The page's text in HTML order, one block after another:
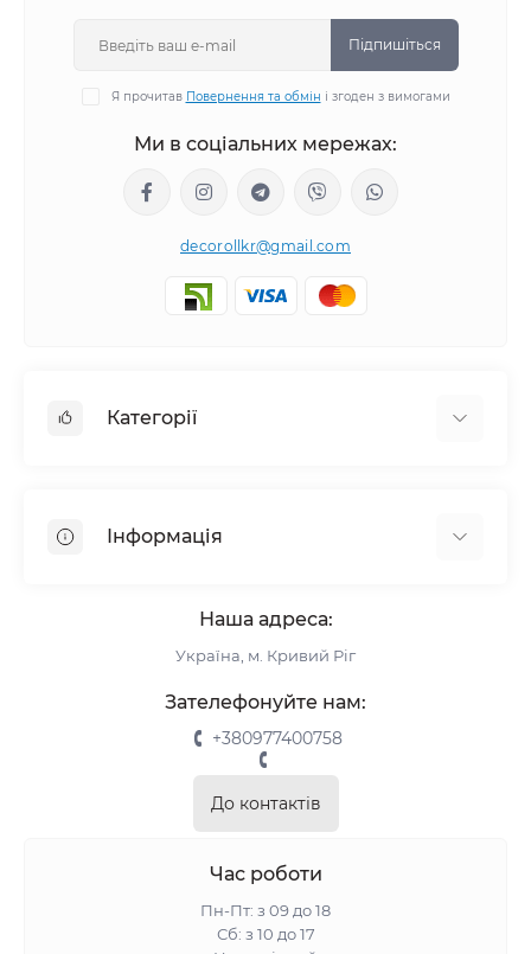
Підпишіться
Я прочитав Повернення та обмін і згоден з вимогами
Ми в соціальних мережах:
decorollkr@gmail.com
Категорії
Рулонні штори
Інформація
Інформація для замовлення
Повернення та обмін
Наша адреса:
Україна, м. Кривий Ріг
Зателефонуйте нам:
+380977400758
До контактів
Час роботи
Пн-Пт: з 09 до 18
Сб: з 10 до 17